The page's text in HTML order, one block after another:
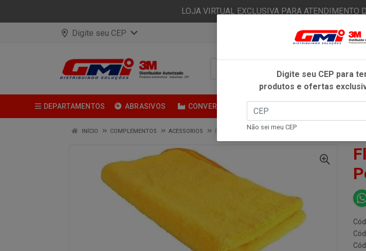
LOJA VIRTUAL EXCLUSIVA PARA ATENDIMENTO
Digite seu CEP
DEPARTAMENTOS ABRASIVOS CONVERSÃO FITAS ADESIVAS
INÍCIO COMPLEMENTOS ACESSORIOS FLANELA DE MICRO FIBRA ALTA PERFORMANCE 40X60 -
Digite seu CEP para
produtos e ofertas
Não sei meu CEP